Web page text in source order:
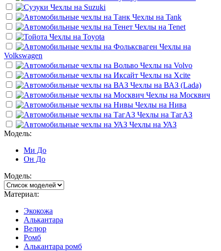
Чехлы на Suzuki
Чехлы на Tank
Чехлы на Tenet
Чехлы на Toyota
Чехлы на
Volkswagen
Чехлы на Volvo
Чехлы на Xcite
Чехлы на ВАЗ (Lada)
Чехлы на Москвич
Чехлы на Нива
Чехлы на ТагАЗ
Чехлы на УАЗ
Модель:
Ми До
Он До
Модель:
Материал:
Экокожа
Алькантара
Велюр
Ромб
Алькантара ромб